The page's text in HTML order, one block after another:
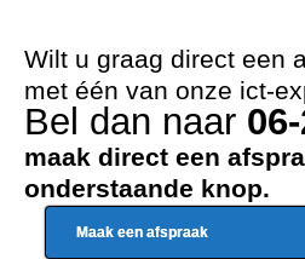
Wilt u graag direct een
met één van onze ict-
Bel dan naar
maak direct een
onderstaande knop.
Maak een afspraak